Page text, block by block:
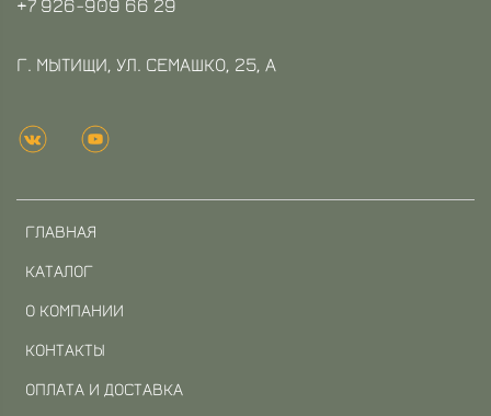
ГЛАВНАЯ
КАТАЛОГ
О КОМПАНИИ
КОНТАКТЫ
ОПЛАТА И ДОСТАВКА
Г. МЫТИЩИ, УЛ. СЕМАШКО, 25, А